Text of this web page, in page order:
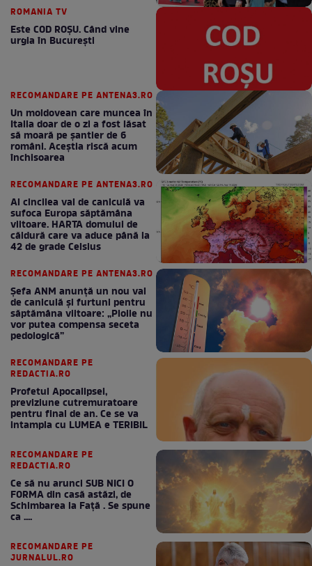
ROMANIA TV
Este COD ROŞU. Când vine
urgia în Bucureşti
RECOMANDARE PE ANTENA3.RO
Un moldovean care muncea în
Italia doar de o zi a fost lăsat
să moară pe şantier de 6
români. Aceștia riscă acum
închisoarea
RECOMANDARE PE ANTENA3.RO
Al cincilea val de caniculă va
sufoca Europa săptămâna
viitoare. HARTA domului de
căldură care va aduce până la
42 de grade Celsius
RECOMANDARE PE ANTENA3.RO
Șefa ANM anunță un nou val
de caniculă și furtuni pentru
săptămâna viitoare: „Ploile nu
vor putea compensa seceta
pedologică”
RECOMANDARE PE
REDACTIA.RO
Profetul Apocalipsei,
previziune cutremuratoare
pentru final de an. Ce se va
intampla cu LUMEA e TERIBIL
RECOMANDARE PE
REDACTIA.RO
Ce să nu arunci SUB NICI O
FORMA din casă astăzi, de
Schimbarea la Față . Se spune
ca ....
RECOMANDARE PE
JURNALUL.RO